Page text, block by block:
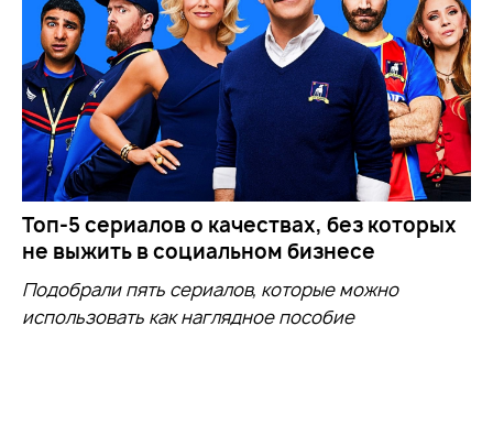
Топ-5 сериалов о качествах, без которых
не выжить в социальном бизнесе
Подобрали пять сериалов, которые можно
использовать как наглядное пособие